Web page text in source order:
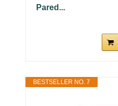
Pared...
BESTSELLER NO. 7